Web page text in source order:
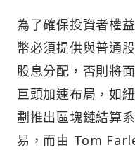
為了確保投資者權
幣必須提供與普通
股息分配，否則將
巨頭加速布局，如
劃推出區塊鏈結算
易，而由 Tom